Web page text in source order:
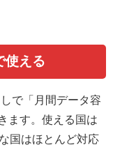
使える
で「月間データ容
ます。使える国は
国はほとんど対応